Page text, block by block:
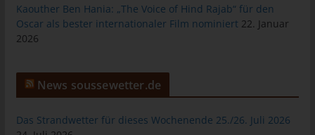
Kaouther Ben Hania: „The Voice of Hind Rajab“ für den
Oscar als bester internationaler Film nominiert 22. Januar
2026
News soussewetter.de
Das Strandwetter für dieses Wochenende 25./26. Juli 2026
dem genutzten Internetbrowser, sind unter Umständen nicht alle
Funktionen unserer Internetseite vollumfänglich nutzbar.
Informationen
Die Internetseite erfasst mit jedem Aufruf der Internetseite durch
eine betroffene Person oder ein automatisiertes System eine
Reihe von allgemeinen Daten und Informationen. Diese